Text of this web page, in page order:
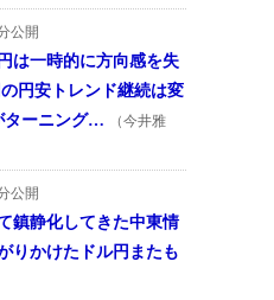
公開
は一時的に方向感を失
円安トレンド継続は変
ターニング…
（今井雅
公開
鎮静化してきた中東情
りかけたドル円またも